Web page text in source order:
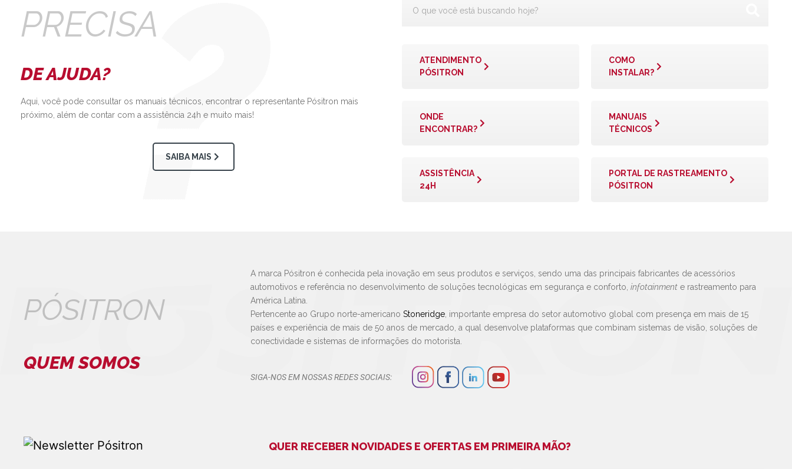
PRECISA
DE AJUDA?
Aqui, você pode consultar os manuais técnicos, encontrar o representante Pósitron mais
próximo, além de contar com a assistência 24h e muito mais!
SAIBA MAIS
ATENDIMENTO
PÓSITRON
COMO
INSTALAR?
ONDE
ENCONTRAR?
MANUAIS
TÉCNICOS
ASSISTÊNCIA
24H
PORTAL DE RASTREAMENTO
PÓSITRON
PÓSITRON
QUEM SOMOS
A marca Pósitron é conhecida pela inovação em seus produtos e serviços, sendo uma das principais fabricantes de acessórios
automotivos e referência no desenvolvimento de soluções tecnológicas em segurança e conforto,infotainment e rastreamento para
América Latina.
Pertencente ao Grupo norte-americanoStoneridge , importante empresa do setor automotivo global com presença em mais de 15
países e experiência de mais de 50 anos de mercado, a qual desenvolve plataformas que combinam sistemas de visão, soluções de
conectividade e sistemas de informações do motorista.
SIGA-NOS EM NOSSAS REDES SOCIAIS:
QUER RECEBER NOVIDADES E OFERTAS EM PRIMEIRA MÃO?